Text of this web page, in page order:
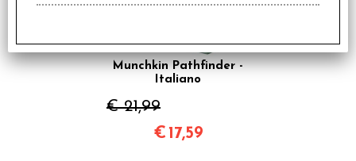
Munchkin Pathfinder -
Italiano
€ 21,99
€ 17,59